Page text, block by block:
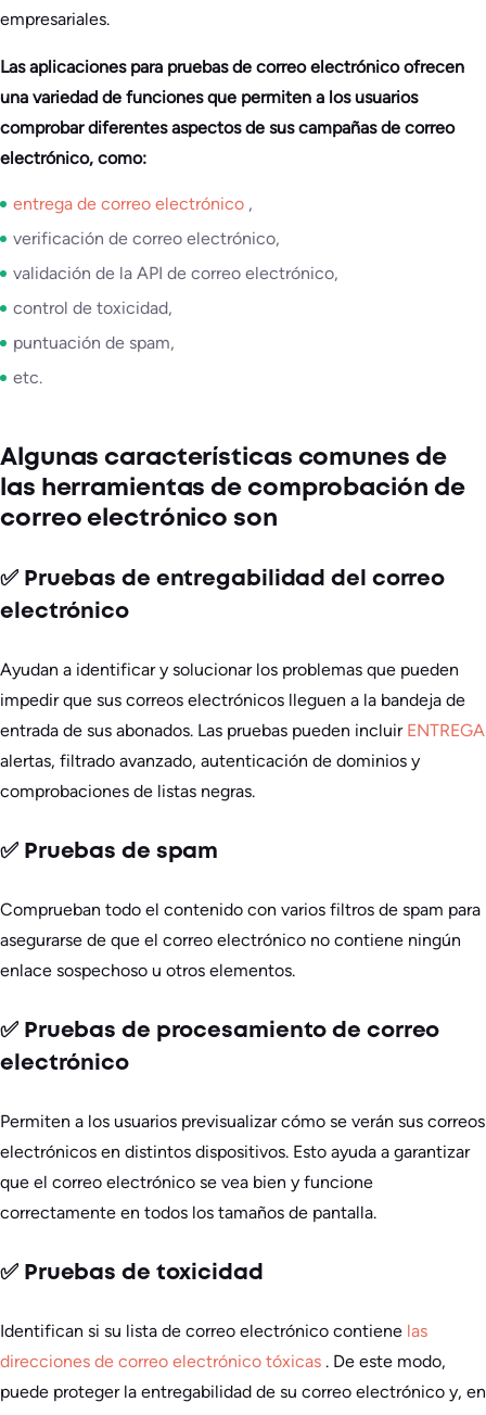
empresariales.
Las aplicaciones para pruebas de correo electrónico ofrecen
una variedad de funciones que permiten a los usuarios
comprobar diferentes aspectos de sus campañas de correo
electrónico, como:
entrega de correo electrónico ,
verificación de correo electrónico,
validación de la API de correo electrónico,
control de toxicidad,
puntuación de spam,
etc.
Algunas características comunes de
las herramientas de comprobación de
correo electrónico son
✅ Pruebas de entregabilidad del correo
electrónico
Ayudan a identificar y solucionar los problemas que pueden
impedir que sus correos electrónicos lleguen a la bandeja de
entrada de sus abonados. Las pruebas pueden incluir ENTREGA
alertas, filtrado avanzado, autenticación de dominios y
comprobaciones de listas negras.
✅ Pruebas de spam
Comprueban todo el contenido con varios filtros de spam para
asegurarse de que el correo electrónico no contiene ningún
enlace sospechoso u otros elementos.
✅ Pruebas de procesamiento de correo
electrónico
Permiten a los usuarios previsualizar cómo se verán sus correos
electrónicos en distintos dispositivos. Esto ayuda a garantizar
que el correo electrónico se vea bien y funcione
correctamente en todos los tamaños de pantalla.
✅ Pruebas de toxicidad
Identifican si su lista de correo electrónico contiene las
direcciones de correo electrónico tóxicas . De este modo,
puede proteger la entregabilidad de su correo electrónico y, en